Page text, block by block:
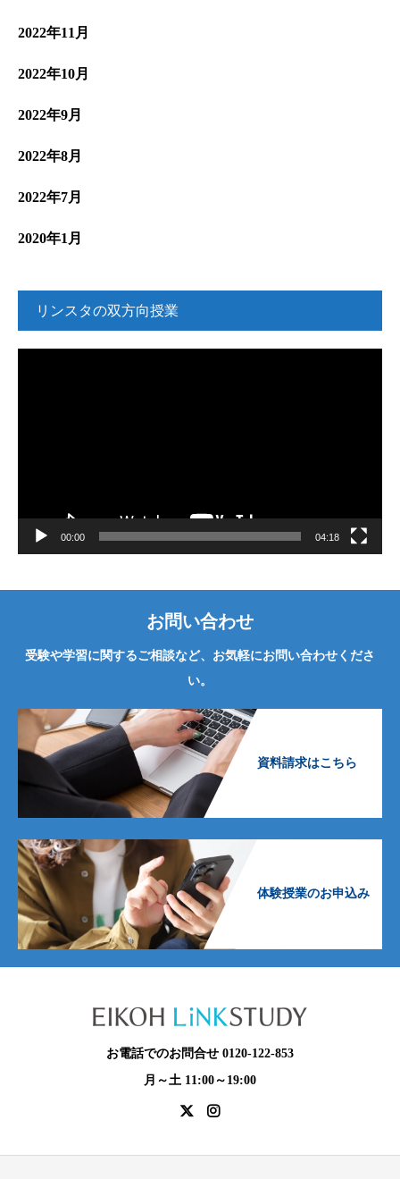
2022年11月
2022年10月
2022年9月
2022年8月
2022年7月
2020年1月
リンスタの双方向授業
00:00 04:18
お問い合わせ
受験や学習に関するご相談など、お気軽にお問い合わせくださ
い。
資料請求はこちら
体験授業のお申込み
お電話でのお問合せ 0120-122-853
月～土 11:00～19:00